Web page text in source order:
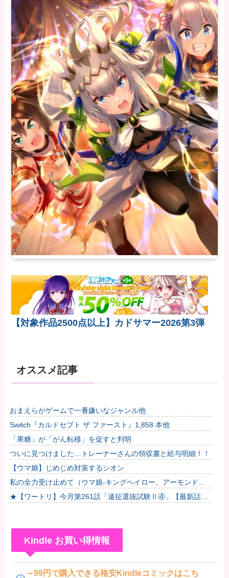
【対象作品2500点以上】カドサマー2026第3弾
オススメ記事
おまえらがゲームで一番嫌いなジャンル他
Switch『カルドセプト ザ ファースト』1,858 本他
「果糖」が「がん転移」を促すと判明
ついに見つけました…トレーナーさんの領収書と給与明細！！
【ウマ娘】じめじめ対策するシオン
私の全力受け止めて（ウマ娘-キングヘイロー、アーモンドア
イ、フサイチパンドラ、ラインクラフト）
★【ワートリ】今月第261話「遠征選抜試験Ⅱ④」【最新話コ
Kindle お買い得情報
～99円で購入できる格安Kindleコミックはこち